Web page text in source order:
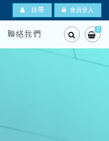
註冊 會員登入
0
聯絡我們